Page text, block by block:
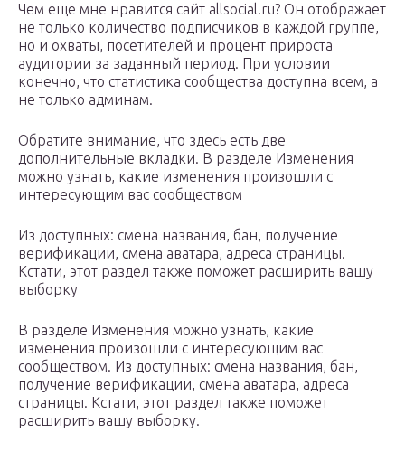
Чем еще мне нравится сайт allsocial.ru? Он отображает
не только количество подписчиков в каждой группе,
но и охваты, посетителей и процент прироста
аудитории за заданный период. При условии
конечно, что статистика сообщества доступна всем, а
не только админам.
Обратите внимание, что здесь есть две
дополнительные вкладки. В разделе Изменения
можно узнать, какие изменения произошли с
интересующим вас сообществом
Из доступных: смена названия, бан, получение
верификации, смена аватара, адреса страницы.
Кстати, этот раздел также поможет расширить вашу
выборку
В разделе Изменения можно узнать, какие
изменения произошли с интересующим вас
сообществом. Из доступных: смена названия, бан,
получение верификации, смена аватара, адреса
страницы. Кстати, этот раздел также поможет
расширить вашу выборку.